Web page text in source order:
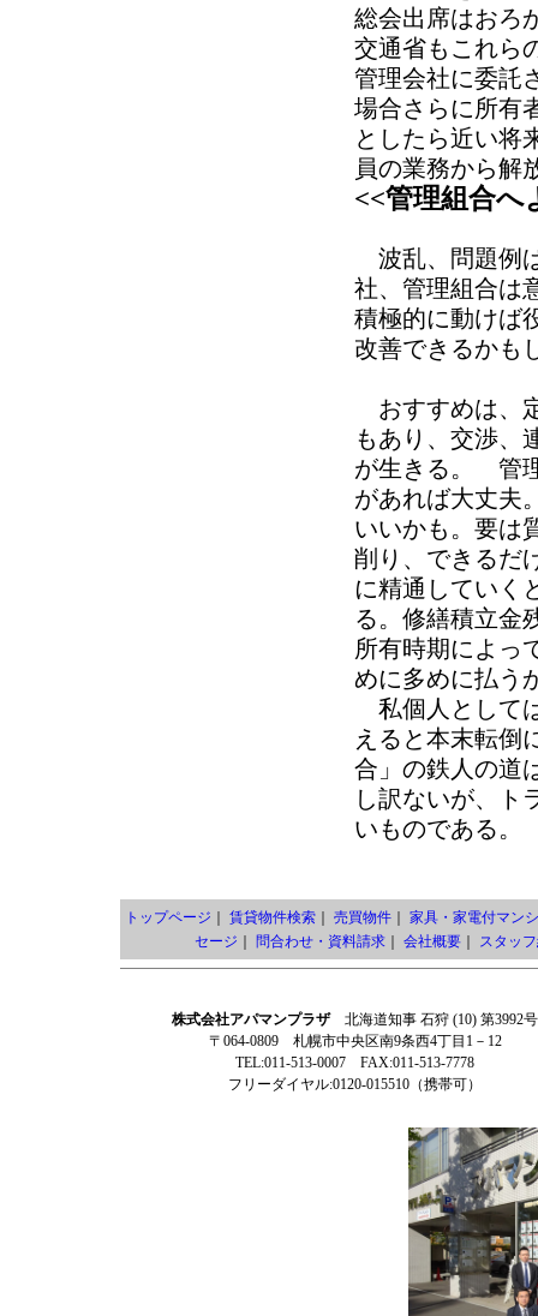
総会出席はおろ
交通省もこれら
管理会社に委託
場合さらに所有
としたら近い将
員の業務から解
<<管理組合へ
波乱、問題例
社、管理組合は
積極的に動けば
改善できるかも
おすすめは、
もあり、交渉、
が生きる。 管
があれば大丈夫
いいかも。要は
削り、できるだ
に精通していく
る。修繕積立金
所有時期によっ
めに多めに払う
私個人として
えると本末転倒
合」の鉄人の道
し訳ないが、ト
いものである。
トップページ 賃貸物件検索｜ 売買物件｜ 家具・家電付マン
セージ
問合わせ・資料請求｜ 会社概要｜ スタッ
株式会社アパマンプラザ北海道知事 石狩 (10) 第3992号
〒064-0809 札幌市中央区南9条西4丁目1－12
TEL:011-513-0007 FAX:011-513-7778
フリーダイヤル:0120-015510（携帯可）